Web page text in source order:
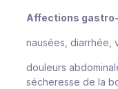
Affections
nausées, diarrhée,
douleurs
sécheresse de la